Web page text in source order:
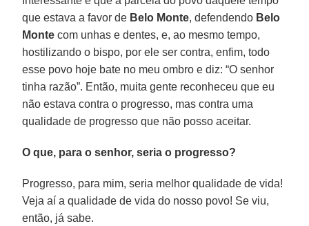
que estava a favor de Belo Monte, defendendo Belo
Monte com unhas e dentes, e, ao mesmo tempo,
hostilizando o bispo, por ele ser contra, enfim, todo
esse povo hoje bate no meu ombro e diz: “O senhor
tinha razão”. Então, muita gente reconheceu que eu
não estava contra o progresso, mas contra uma
qualidade de progresso que não posso aceitar.
O que, para o senhor, seria o progresso?
Progresso, para mim, seria melhor qualidade de vida!
Veja aí a qualidade de vida do nosso povo! Se viu,
então, já sabe.